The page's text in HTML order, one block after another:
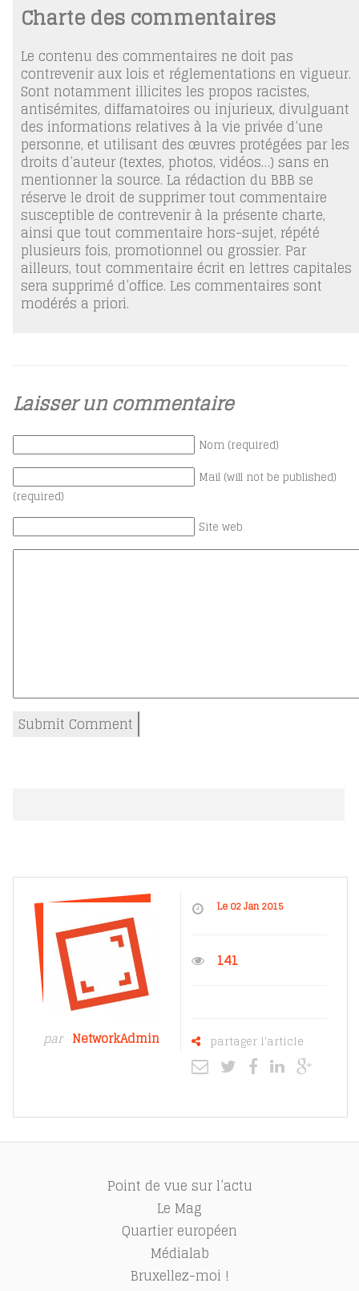
Charte des commentaires
Le contenu des commentaires ne doit pas
contrevenir aux lois et réglementations en vigueur.
Sont notamment illicites les propos racistes,
antisémites, diffamatoires ou injurieux, divulguant
des informations relatives à la vie privée d’une
personne, et utilisant des œuvres protégées par les
droits d’auteur (textes, photos, vidéos…) sans en
mentionner la source. La rédaction du BBB se
réserve le droit de supprimer tout commentaire
susceptible de contrevenir à la présente charte,
ainsi que tout commentaire hors-sujet, répété
plusieurs fois, promotionnel ou grossier. Par
ailleurs, tout commentaire écrit en lettres capitales
sera supprimé d’office. Les commentaires sont
modérés a priori.
Laisser un commentaire
Nom (required)
Mail (will not be published)
(required)
Site web
par NetworkAdmin
Le 02 Jan 2015
141
partager l'article
Point de vue sur l’actu
Le Mag
Quartier européen
Médialab
Bruxellez-moi !